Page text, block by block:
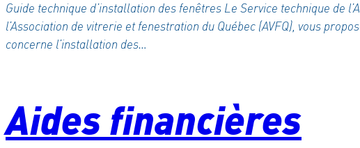
Guide technique d’installation des fenêtres Le Service technique de
l’Association de vitrerie et fenestration du Québec (AVFQ), vous
concerne l’installation des…
Aides financières